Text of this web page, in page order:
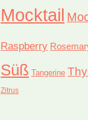
Mocktail
Raspberry
Süß Tangerine
Zitrus